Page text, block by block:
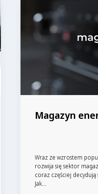
Magazyn
Wraz ze wzrostem
rozwija się sektor
coraz częściej
Jak...